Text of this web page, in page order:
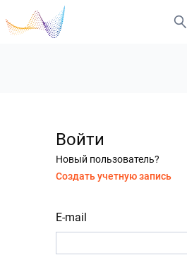
Войти
Новый пользователь?
Создать учетную запись
E-mail